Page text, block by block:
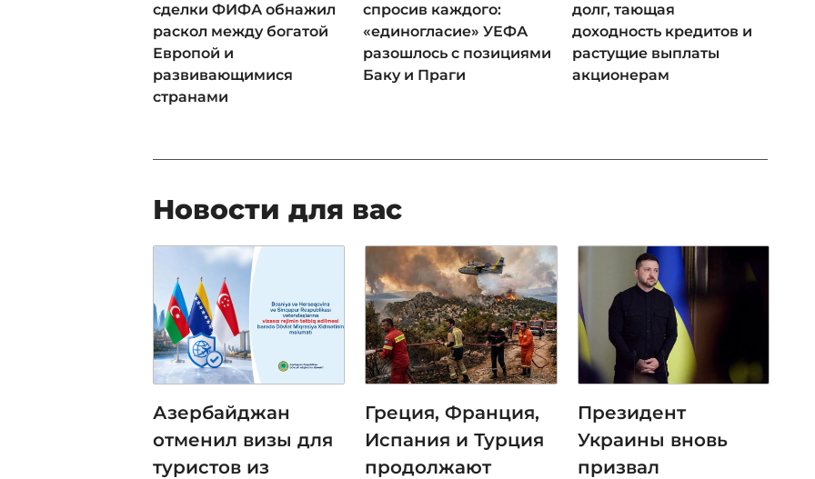
сделки ФИФА обнажил
раскол между богатой
Европой и
развивающимися
странами
спросив каждого:
«единогласие» УЕФА
разошлось с позициями
Баку и Праги
долг, тающая
доходность кредитов и
растущие выплаты
акционерам
Новости для вас
Азербайджан
отменил визы для
туристов из
Греция, Франция,
Испания и Турция
продолжают
Президент
Украины вновь
призвал